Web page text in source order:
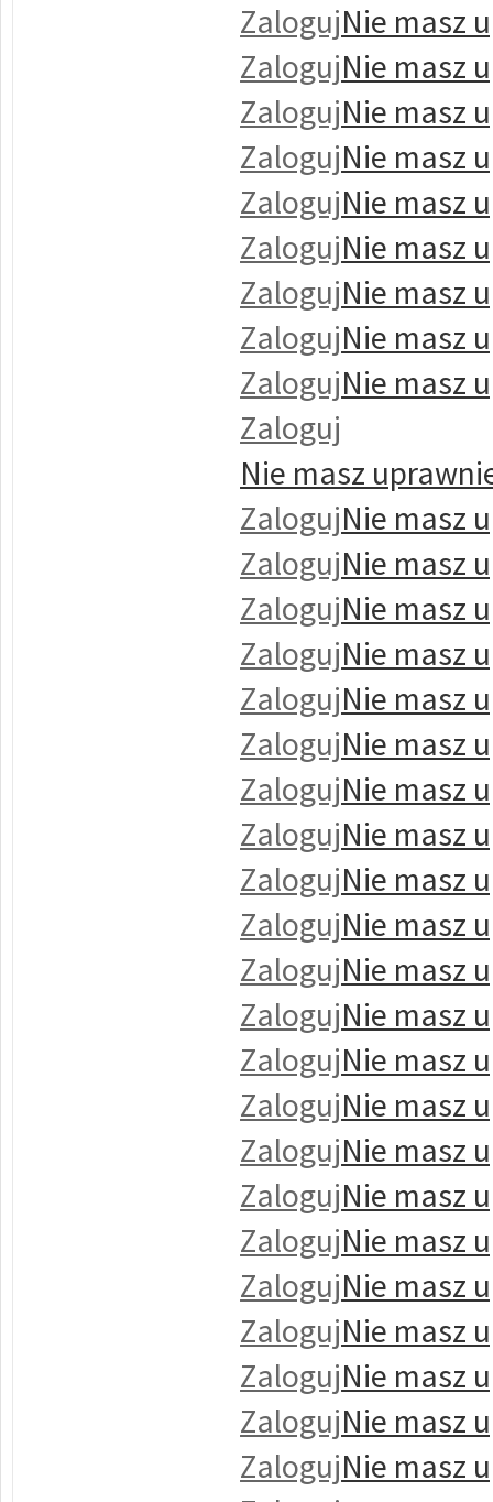
ZalogujNie masz
ZalogujNie masz
ZalogujNie masz
ZalogujNie masz
ZalogujNie masz
ZalogujNie masz
ZalogujNie masz
ZalogujNie masz
ZalogujNie masz
Zaloguj
Nie masz
ZalogujNie masz
ZalogujNie masz
ZalogujNie masz
ZalogujNie masz
ZalogujNie masz
ZalogujNie masz
ZalogujNie masz
ZalogujNie masz
ZalogujNie masz
ZalogujNie masz
ZalogujNie masz
ZalogujNie masz
ZalogujNie masz
ZalogujNie masz
ZalogujNie masz
ZalogujNie masz
ZalogujNie masz
ZalogujNie masz
ZalogujNie masz
ZalogujNie masz
ZalogujNie masz
ZalogujNie masz